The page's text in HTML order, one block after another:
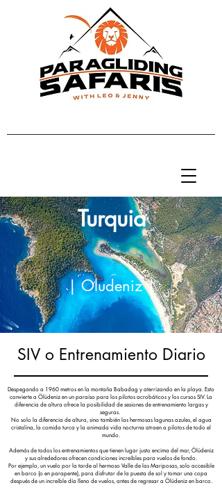
Turquia
| Oludeniz |
SIV o Entrenamiento Diario
Despegando a 1960 metros en la montaña Babadag y aterrizando en la playa. Esto
convierte a Ölüdeniz en un paraíso para los pilotos acrobáticos y los cursos SIV. La
diferencia de altura ofrece la posibilidad de sesiones de entrenamiento largas y
seguras.
No solo la diferencia de altura, sino también las hermosas lagunas azules, el agua
cristalina, la comida turca y la animada vida nocturna atraen a pilotos de todo el
mundo.
Además de todos los entrenamientos que tienen lugar justo encima del mar, Ölüdeniz
y sus alrededores ofrecen condiciones increíbles para vuelos de fondo.
Por ejemplo, un vuelo por la tarde al hermoso Valle de las Mariposas, solo accesible
en barco (o en parapente), para disfrutar de la puesta de sol y tomar una copa
después de un increíble día lleno de vuelos, antes de regresar a Ölüdeniz en barco.